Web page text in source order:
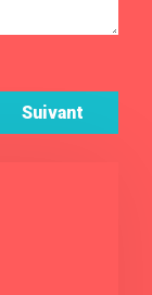
Suivant